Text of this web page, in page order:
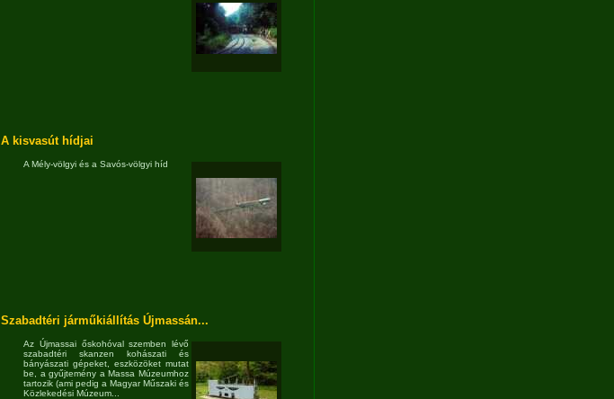
A kisvasút hídjai
A Mély-völgyi és a Savós-völgyi híd
Szabadtéri járműkiállítás Újmassán...
Az Újmassai őskohóval szemben lévő
szabadtéri skanzen kohászati és
bányászati gépeket, eszközöket mutat
be, a gyűjtemény a Massa Múzeumhoz
tartozik (ami pedig a Magyar Műszaki és
Közlekedési Múzeum...